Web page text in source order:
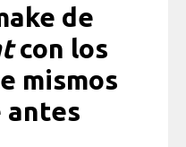
de
con los
mismos
antes